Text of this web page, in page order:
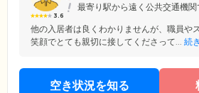
3.6
最寄り駅から遠く公共交通機関
他の入居者は良くわかりませんが、職員や
笑顔でとても親切に接してくださって... 続
空き状況を知る